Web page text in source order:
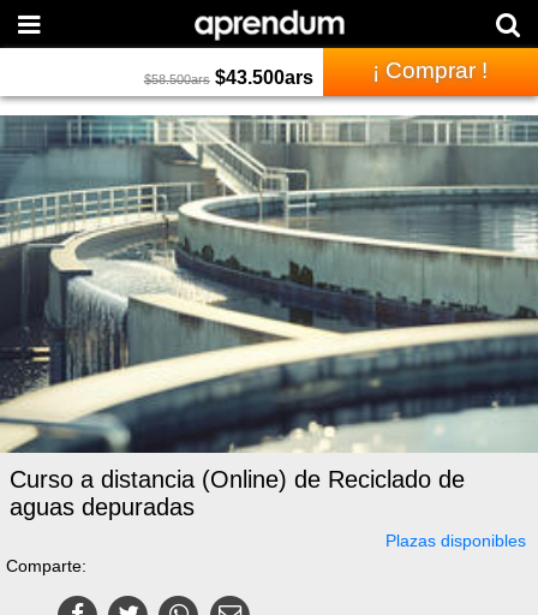
$58.500ars $43.500ars ¡ Comprar !
Curso a distancia (Online) de Reciclado de
aguas depuradas
Plazas disponibles
Comparte: